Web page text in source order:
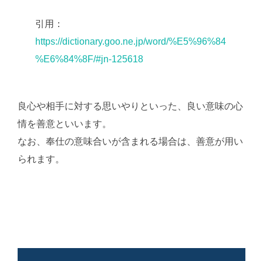
引用：
https://dictionary.goo.ne.jp/word/%E5%96%84
%E6%84%8F/#jn-125618
良心や相手に対する思いやりといった、良い意味の心
情を善意といいます。
なお、奉仕の意味合いが含まれる場合は、善意が用い
られます。